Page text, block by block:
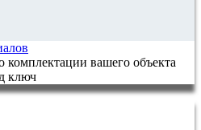
комплектации вашего объекта
ключ